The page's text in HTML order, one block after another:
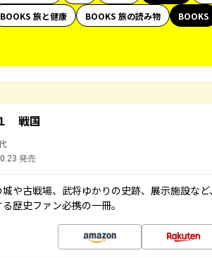
BOOKS 旅と健康 BOOKS 旅の読み物 BOOKS
戦国
発売
城や古戦場、武将ゆかりの史跡、展示施設な
歴史ファン必携の一冊。